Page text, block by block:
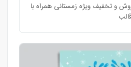
و تخفیف ویژه زمستانی همراه با